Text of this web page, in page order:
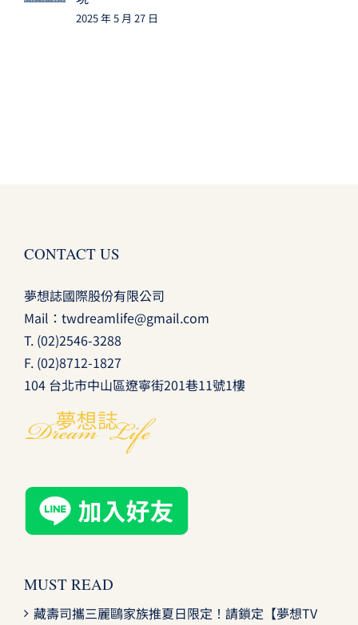
2025 年 5 月 27 日
CONTACT US
夢想誌國際股份有限公司
Mail： twdreamlife@gmail.com
T. (02)2546-3288
F. (02)8712-1827
104 台北市中山區遼寧街201巷11號1樓
MUST READ
藏壽司攜三麗鷗家族推夏日限定！請鎖定【夢想TV